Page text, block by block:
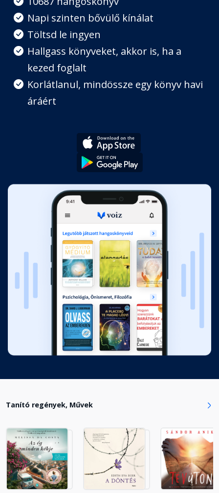
Napi szinten bővülő kínálat
Töltsd le ingyen
Hallgass könyveket, akkor is, ha a
kezed foglalt
Korlátlanul, mindössze egy könyv havi
áráért
Tanító regények, Művek